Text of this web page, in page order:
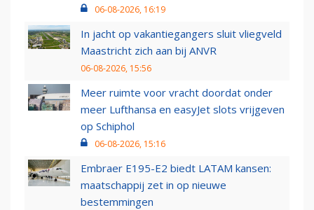
06-08-2026, 16:19
In jacht op vakantiegangers sluit vliegveld
Maastricht zich aan bij ANVR
06-08-2026, 15:56
Meer ruimte voor vracht doordat onder
meer Lufthansa en easyJet slots vrijgeven
op Schiphol
06-08-2026, 15:16
Embraer E195-E2 biedt LATAM kansen:
maatschappij zet in op nieuwe
bestemmingen